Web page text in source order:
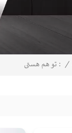
تو هم هستی : /